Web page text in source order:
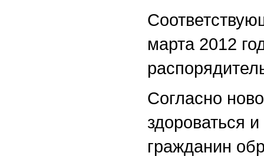
марта 2012
Согласно
здороваться
гражданин